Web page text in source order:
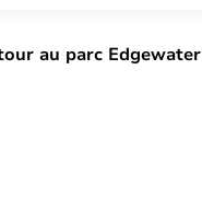
au parc Edgewater